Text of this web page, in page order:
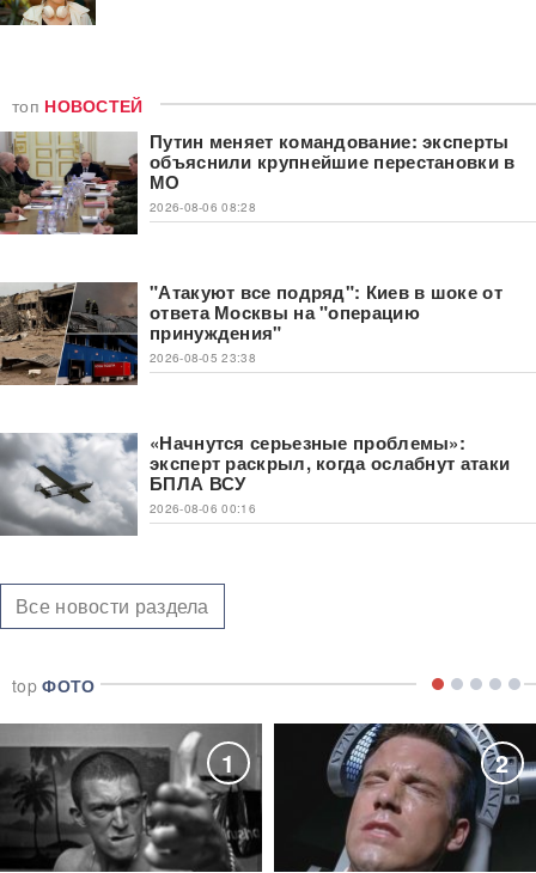
топ НОВОСТЕЙ
Путин меняет командование: эксперты
объяснили крупнейшие перестановки в
МО
2026-08-06 08:28
"Атакуют все подряд": Киев в шоке от
ответа Москвы на "операцию
принуждения"
2026-08-05 23:38
«Начнутся серьезные проблемы»:
эксперт раскрыл, когда ослабнут атаки
БПЛА ВСУ
2026-08-06 00:16
Все новости раздела
topФОТО
1 2